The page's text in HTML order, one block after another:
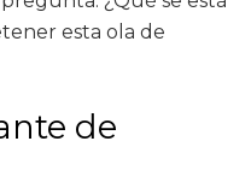
esta ola de
de